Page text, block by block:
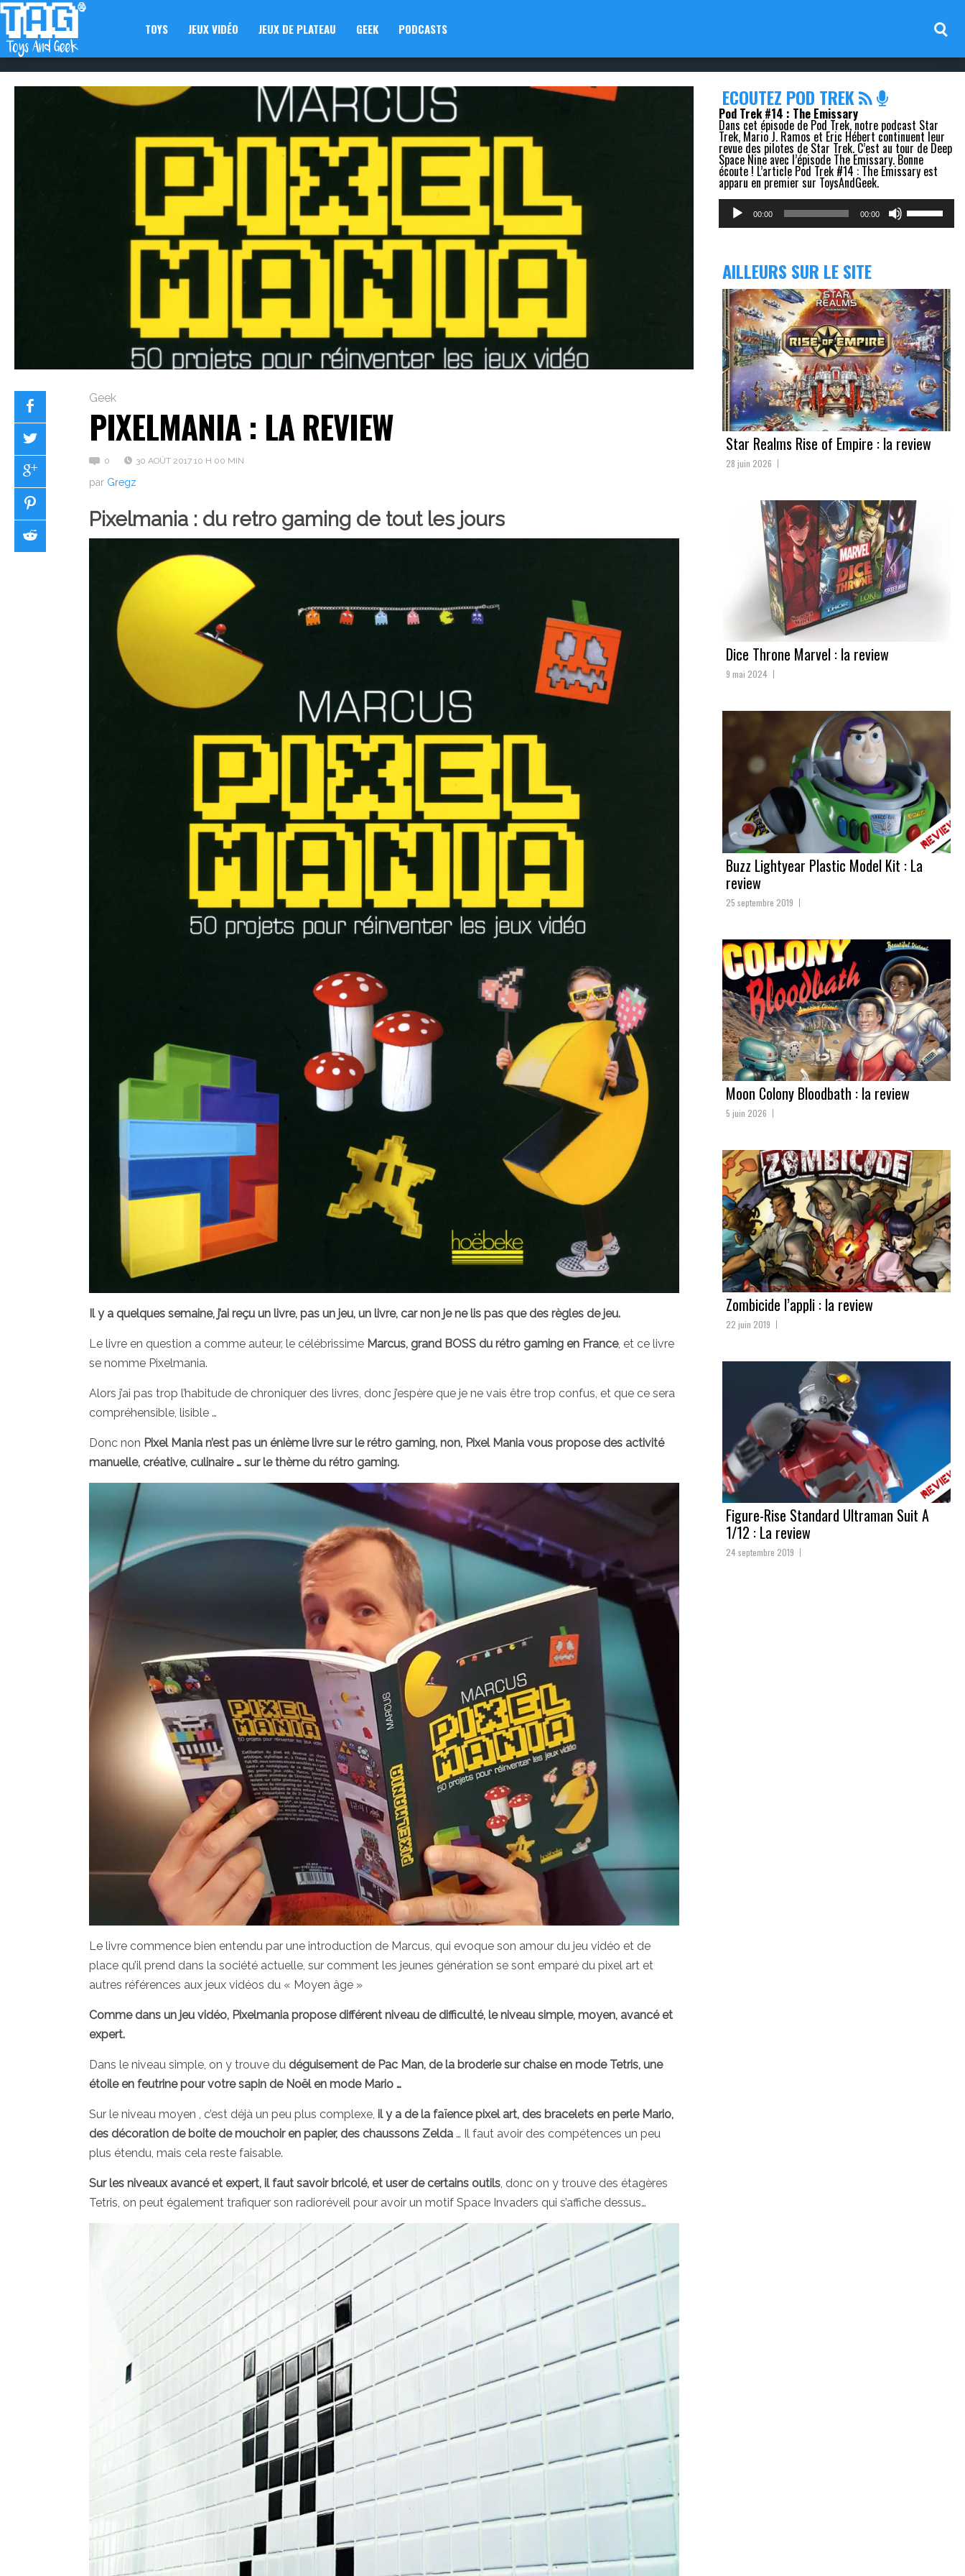
TOYS JEUX VIDÉO JEUX DE PLATEAU GEEK PODCASTS
Geek
PIXELMANIA : LA REVIEW
0 30 AOÛT 2017 10 H 00 MIN
par Gregz
Pixelmania : du retro gaming de tout les jours
Il y a quelques semaine, j’ai reçu un livre, pas un jeu, un livre, car non je ne lis pas que des règles de jeu.
Le livre en question a comme auteur, le célébrissime Marcus, grand BOSS du rétro gaming en France, et ce livre
se nomme Pixelmania.
Alors j’ai pas trop l’habitude de chroniquer des livres, donc j’espère que je ne vais être trop confus, et que ce sera
compréhensible, lisible …
Donc non Pixel Mania n’est pas un énième livre sur le rétro gaming, non, Pixel Mania vous propose des activité
manuelle, créative, culinaire … sur le thème du rétro gaming.
Le livre commence bien entendu par une introduction de Marcus, qui evoque son amour du jeu vidéo et de
place qu’il prend dans la société actuelle, sur comment les jeunes génération se sont emparé du pixel art et
autres références aux jeux vidéos du « Moyen âge »
Comme dans un jeu vidéo, Pixelmania propose différent niveau de difficulté, le niveau simple, moyen, avancé et
expert.
Dans le niveau simple, on y trouve du déguisement de Pac Man, de la broderie sur chaise en mode Tetris, une
étoile en feutrine pour votre sapin de Noël en mode Mario …
Sur le niveau moyen , c’est déjà un peu plus complexe, il y a de la faïence pixel art, des bracelets en perle Mario,
des décoration de boite de mouchoir en papier, des chaussons Zelda … Il faut avoir des compétences un peu
plus étendu, mais cela reste faisable.
Sur les niveaux avancé et expert, il faut savoir bricolé, et user de certains outils, donc on y trouve des étagères
Tetris, on peut également trafiquer son radioréveil pour avoir un motif Space Invaders qui s’affiche dessus…
ECOUTEZ POD TREK
Pod Trek #14 : The Emissary
Dans cet épisode de Pod Trek, notre podcast Star
Trek, Mario J. Ramos et Eric Hébert continuent leur
revue des pilotes de Star Trek. C’est au tour de Deep
Space Nine avec l’épisode The Emissary. Bonne
écoute ! L’article Pod Trek #14 : The Emissary est
apparu en premier sur ToysAndGeek.
Lecteur
audio 00:00 00:00
les
flèches
le
volume.
AILLEURS SUR LE SITE
Star Realms Rise of Empire : la review
28 juin 2026
Dice Throne Marvel : la review
9 mai 2024
Buzz Lightyear Plastic Model Kit : La
review
25 septembre 2019
Moon Colony Bloodbath : la review
5 juin 2026
Zombicide l’appli : la review
22 juin 2019
Figure-Rise Standard Ultraman Suit A
1/12 : La review
24 septembre 2019